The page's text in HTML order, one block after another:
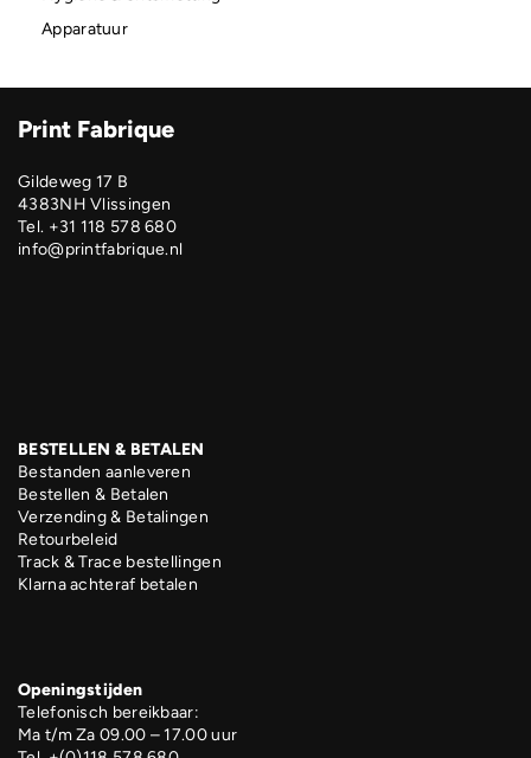
Apparatuur
Print Fabrique
Gildeweg 17 B
4383NH Vlissingen
Tel. +31 118 578 680
info@printfabrique.nl
BESTELLEN & BETALEN
Bestanden aanleveren
Bestellen & Betalen
Verzending & Betalingen
Retourbeleid
Track & Trace bestellingen
Klarna achteraf betalen
Openingstijden
Telefonisch bereikbaar:
Ma t/m Za 09.00 – 17.00 uur